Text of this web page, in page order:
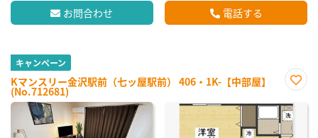
お問合わせ 電話する
キャンペーン
Kマンスリー金沢駅前（七ッ屋駅前） 406・1K-【中部屋】
(No.712681)
に入
り登
録